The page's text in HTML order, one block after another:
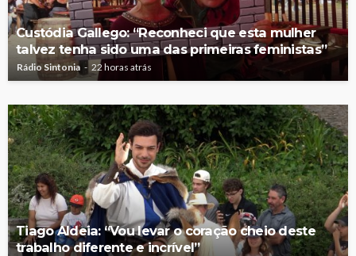
Custódia Gallego: “Reconheci que esta mulher
talvez tenha sido uma das primeiras feministas”
Rádio Sintonia 22 horas atrás
Tiago Aldeia: “Vou levar o coração cheio deste
trabalho diferente e incrível”